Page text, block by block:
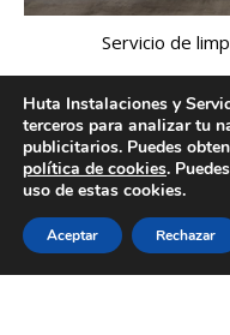
Servicio de
Creado por
Huta Instalaciones y
terceros para analizar tu
publicitarios. Puedes
política de cookies.
uso de estas cookies.
Aceptar Rechazar